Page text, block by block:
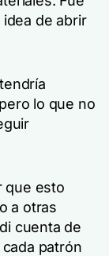
de abrir
lo que no
que esto
a otras
cuenta de
patrón